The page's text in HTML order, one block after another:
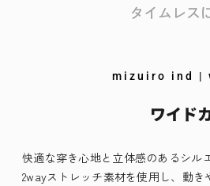
タイムレス
mizuiro ind |
ワイド
快適な穿き心地と立体感のあるシル
2wayストレッチ素材を使用し、動